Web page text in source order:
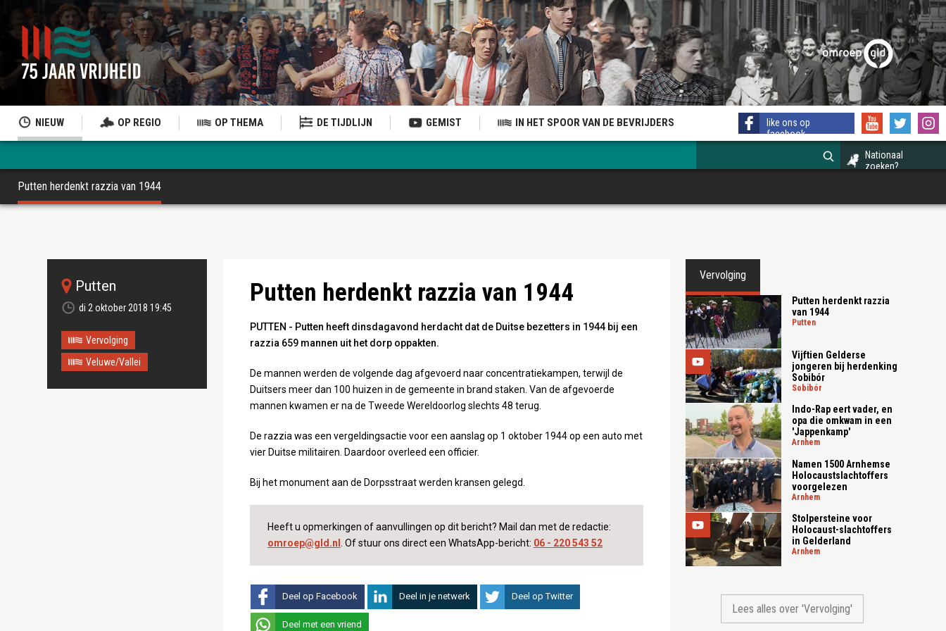
like ons op
facebook
NIEUW OP REGIO OP THEMA DE TIJDLIJN GEMIST IN HET SPOOR VAN DE BEVRIJDERS
Nationaal
zoeken?
Putten herdenkt razzia van 1944
putten
di 2 oktober 2018 19:45
Vervolging
Veluwe/Vallei
Putten herdenkt razzia van 1944
PUTTEN - Putten heeft dinsdagavond herdacht dat de Duitse bezetters in 1944 bij een
razzia 659 mannen uit het dorp oppakten.
De mannen werden de volgende dag afgevoerd naar concentratiekampen, terwijl de
Duitsers meer dan 100 huizen in de gemeente in brand staken. Van de afgevoerde
mannen kwamen er na de Tweede Wereldoorlog slechts 48 terug.
De razzia was een vergeldingsactie voor een aanslag op 1 oktober 1944 op een auto met
vier Duitse militairen. Daardoor overleed een officier.
Bij het monument aan de Dorpsstraat werden kransen gelegd.
Heeft u opmerkingen of aanvullingen op dit bericht? Mail dan met de redactie:
omroep@gld.nl
. Of stuur ons direct een WhatsApp-bericht: 06 - 220 543 52
Deel op Facebook Deel in je netwerk Deel op Twitter
Deel met een vriend
Vervolging
Putten herdenkt razzia
van 1944
putten
Vijftien Gelderse
jongeren bij herdenking
Sobibór
sobibór
Indo-Rap eert vader, en
opa die omkwam in een
'Jappenkamp'
arnhem
Namen 1500 Arnhemse
Holocaustslachtoffers
voorgelezen
arnhem
Stolpersteine voor
Holocaust-slachtoffers
in Gelderland
arnhem
Lees alles over 'Vervolging'